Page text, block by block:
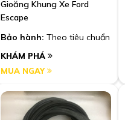
Gioăng Khung Xe Ford
Escape
Bảo hành: Theo tiêu chuẩn
KHÁM PHÁ
MUA NGAY